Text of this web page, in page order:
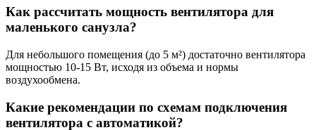
Как рассчитать мощность вентилятора для
маленького санузла?
Для небольшого помещения (до 5 м²) достаточно вентилятора
мощностью 10-15 Вт, исходя из объема и нормы
воздухообмена.
Какие рекомендации по схемам подключения
вентилятора с автоматикой?